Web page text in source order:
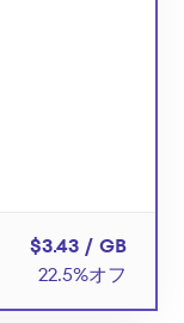
$3.43 / GB
22.5%オフ